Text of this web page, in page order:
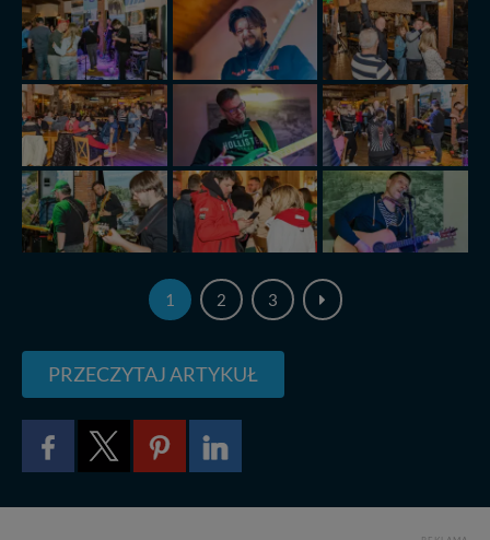
1 2 3
PRZECZYTAJ ARTYKUŁ
praw w odniesieniu do informacji zawartych w plikach
cookies. Twoja przeglądarka umożliwia Ci skasowanie
tych plików - w pewnych przypadkach nie możemy tego
zrobić za Ciebie.
Dziękujemy, i życzmy miłego odkrywania Mazur na
nowo...